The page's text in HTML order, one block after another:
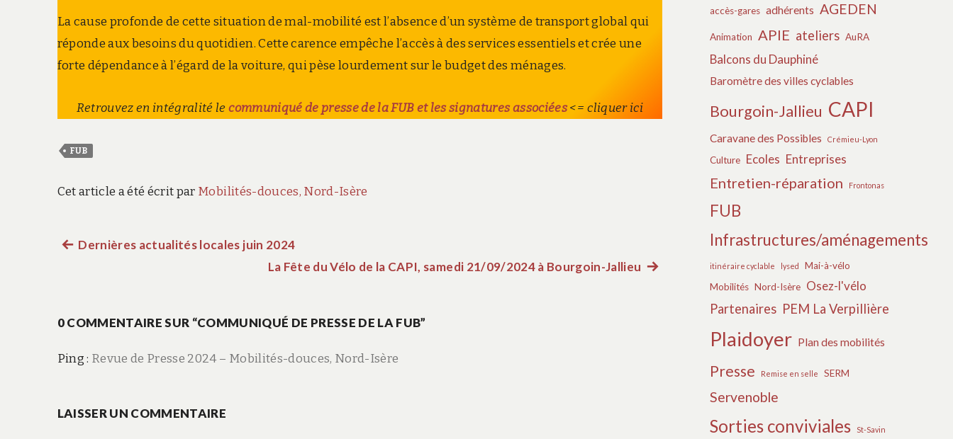
La cause profonde de cette situation de mal-mobilité est l’absence d’un système de transport global qui
réponde aux besoins du quotidien. Cette carence empêche l’accès à des services essentiels et crée une
forte dépendance à l’égard de la voiture, qui pèse lourdement sur le budget des ménages.
Retrouvez en intégralitélecommuniqué de presse de la FUB et les signatures associées<= cliquer ici
FUB
Cet article a été écrit par Mobilités-douces, Nord-Isère
Navigation
l’article
Article
Dernières actualités locales juin 2024
La Fête du Vélo de la CAPI, samedi 21/09/2024 à Bourgoin-Jallieu Article
0 COMMENTAIRE SUR “COMMUNIQUÉ DE PRESSE DE LA FUB”
Ping : Revue de Presse 2024 – Mobilités-douces, Nord-Isère
LAISSER UN COMMENTAIRE
accès-gares adhérents AGEDEN
Animation APIE ateliers AuRA
Balcons du Dauphiné
Baromètre des villes cyclables
Bourgoin-Jallieu CAPI
Caravane des Possibles Crémieu-Lyon
Culture Ecoles Entreprises
Entretien-réparation Frontonas
FUB
Infrastructures/aménagements
itinéraire cyclable lysed
Mai-à-vélo
Mobilités Nord-Isère Osez-l'vélo
Partenaires PEM La Verpillière
Plaidoyer Plan des mobilités
Presse Remise en selle SERM
Servenoble
Sorties conviviales St-Savin